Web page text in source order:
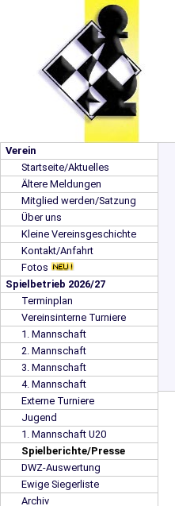
Verein
Startseite/Aktuelles
Ältere Meldungen
Mitglied werden/Satzung
Über uns
Kleine Vereinsgeschichte
Kontakt/Anfahrt
Fotos
Spielbetrieb 2026/27
Terminplan
Vereinsinterne Turniere
1. Mannschaft
2. Mannschaft
3. Mannschaft
4. Mannschaft
Externe Turniere
Jugend
1. Mannschaft U20
Spielberichte/Presse
DWZ-Auswertung
Ewige Siegerliste
Archiv